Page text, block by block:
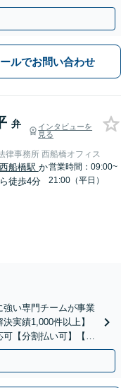
ルでお問い合わせ
弁
インタビューを
見る
律事務所 西船橋オフィス
西船橋駅 か
ら徒歩4分
営業時間：09:00~
21:00（平日）
強い専門チームが事業
実績1,000件以上】
【分割払い可】【後